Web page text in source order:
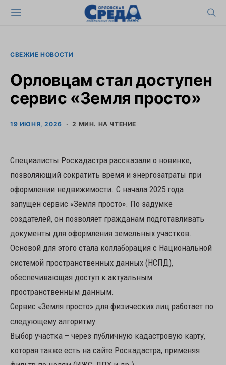
СВЕЖИЕ НОВОСТИ
Орловцам стал доступен
сервис «Земля просто»
19 ИЮНЯ, 2026 2 МИН. НА ЧТЕНИЕ
Специалисты Роскадастра рассказали о новинке,
позволяющий сократить время и энергозатраты при
оформлении недвижимости. С начала 2025 года
запущен сервис «Земля просто». По задумке
создателей, он позволяет гражданам подготавливать
документы для оформления земельных участков.
Основой для этого стала коллаборация с Национальной
системой пространственных данных (НСПД),
обеспечивающая доступ к актуальным
пространственным данным.
Сервис «Земля просто» для физических лиц работает по
следующему алгоритму:
Выбор участка – через публичную кадастровую карту,
которая также есть на сайте Роскадастра, применяя